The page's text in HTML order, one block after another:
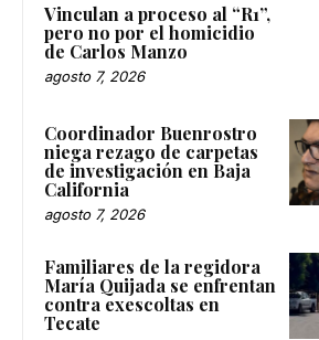
Vinculan a proceso al “R1”,
pero no por el homicidio
de Carlos Manzo
agosto 7, 2026
Coordinador Buenrostro
niega rezago de carpetas
de investigación en Baja
California
agosto 7, 2026
Familiares de la regidora
María Quijada se enfrentan
contra exescoltas en
Tecate